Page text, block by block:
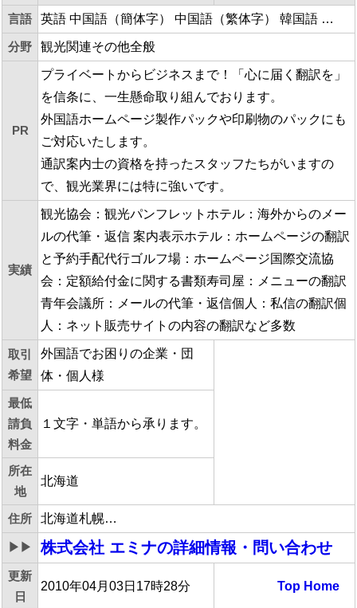
言語
英語 中国語（簡体字） 中国語（繁体字） 韓国語 …
分野 観光関連その他全般
PR
プライベートからビジネスまで！「心に届く翻訳を」
を信条に、一生懸命取り組んでおります。
外国語ホームページ製作パックや印刷物のパックにも
ご対応いたします。
通訳案内士の資格を持ったスタッフたちがいますの
で、観光業界には特に強いです。
実績
観光協会：観光パンフレットホテル：海外からのメー
ルの代筆・返信 案内表示ホテル：ホームページの翻訳
と予約手配代行ゴルフ場：ホームページ国際交流協
会：定額給付金に関する書類寿司屋：メニューの翻訳
青年会議所：メールの代筆・返信個人：私信の翻訳個
人：ネット販売サイトの内容の翻訳など多数
取引
希望
外国語でお困りの企業・団
体・個人様
最低
請負
料金
１文字・単語から承ります。
所在
地
北海道
住所 北海道札幌…
▶▶ 株式会社 エミナの詳細情報・問い合わせ
更新
日
2010年04月03日17時28分 Top Home